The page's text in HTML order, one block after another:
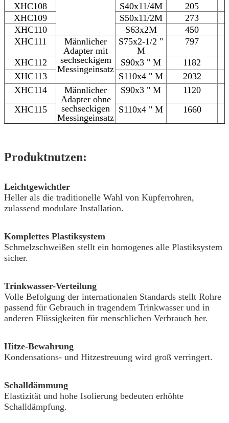
XHC108 S40х11/4M
205
XHC109
S50х11/2M
273
XHC110
S63х2M
450
XHC111
Männlicher
Adapter mit
sechseckigem
Messingeinsatz
S75x2-1/2 "
M
797
XHC112 S90x3 " M
1182
XHC113
S110x4 " M
2032
XHC114
Männlicher
Adapter ohne
sechseckigen
Messingeinsatz
S90x3 " M
1120
XHC115
S110x4 " M 1660
Produktnutzen:
Leichtgewichtler
Heller als die traditionelle Wahl von Kupferrohren,
zulassend modulare Installation.
Komplettes Plastiksystem
Schmelzschweißen stellt ein homogenes alle Plastiksystem
sicher.
Trinkwasser-Verteilung
Volle Befolgung der internationalen Standards stellt Rohre
passend für Gebrauch in tragendem Trinkwasser und in
anderen Flüssigkeiten für menschlichen Verbrauch her.
Hitze-Bewahrung
Kondensations- und Hitzestreuung wird groß verringert.
Schalldämmung
Elastizität und hohe Isolierung bedeuten erhöhte
Schalldämpfung.